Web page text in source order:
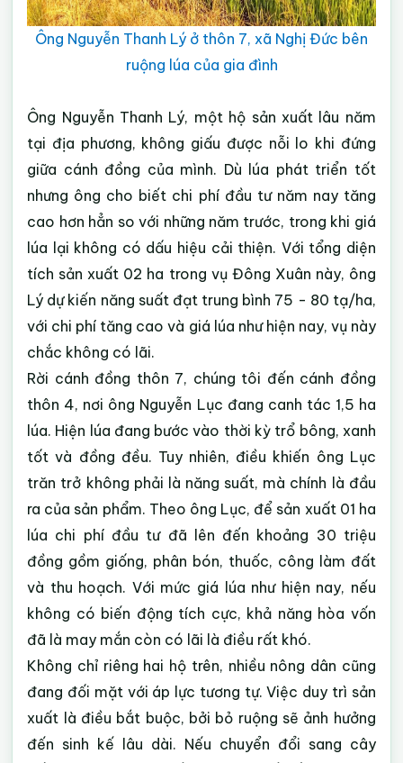
Ông Nguyễn Thanh Lý ở thôn 7, xã Nghị Đức bên
ruộng lúa của gia đình
Ông Nguyễn Thanh Lý, một hộ sản xuất lâu năm
tại địa phương, không giấu được nỗi lo khi đứng
giữa cánh đồng của mình. Dù lúa phát triển tốt
nhưng ông cho biết chi phí đầu tư năm nay tăng
cao hơn hẳn so với những năm trước, trong khi giá
lúa lại không có dấu hiệu cải thiện. Với tổng diện
tích sản xuất 02 ha trong vụ Đông Xuân này, ông
Lý dự kiến năng suất đạt trung bình 75 - 80 tạ/ha,
với chi phí tăng cao và giá lúa như hiện nay, vụ này
chắc không có lãi.
Rời cánh đồng thôn 7, chúng tôi đến cánh đồng
thôn 4, nơi ông Nguyễn Lục đang canh tác 1,5 ha
lúa. Hiện lúa đang bước vào thời kỳ trổ bông, xanh
tốt và đồng đều. Tuy nhiên, điều khiến ông Lục
trăn trở không phải là năng suất, mà chính là đầu
ra của sản phẩm. Theo ông Lục, để sản xuất 01 ha
lúa chi phí đầu tư đã lên đến khoảng 30 triệu
đồng gồm giống, phân bón, thuốc, công làm đất
và thu hoạch. Với mức giá lúa như hiện nay, nếu
không có biến động tích cực, khả năng hòa vốn
đã là may mắn còn có lãi là điều rất khó.
Không chỉ riêng hai hộ trên, nhiều nông dân cũng
đang đối mặt với áp lực tương tự. Việc duy trì sản
xuất là điều bắt buộc, bởi bỏ ruộng sẽ ảnh hưởng
đến sinh kế lâu dài. Nếu chuyển đổi sang cây